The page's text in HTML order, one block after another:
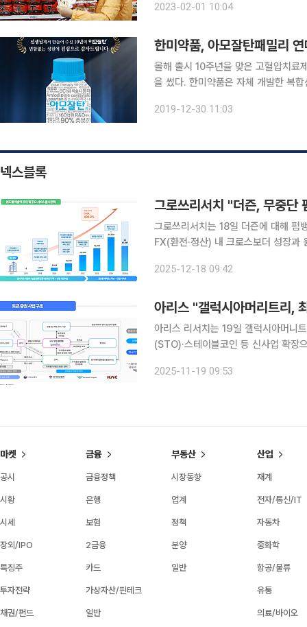
래소). 경기 침체가 지속되며 부동산·
2023-02-01 10:04
한미약품, 아모잘탄패밀리
올해 출시 10주년을 맞은 고혈압치료
을 썼다. 한미약품은 자체 개발한 복
한가지씩 성분을 더한 3제 복합신약 ‘
2019-12-30 11:03
넥스블록
그로쓰리서치 "더즌, 무중단
그로쓰리서치는 18일 더즌에 대해 펌
FX(환전·정산) 내 크로스보더 성장과
한 디지털 뱅킹(이체·수납) 및 FX 자
2025-12-18 09:42
아리스 리서치는 19일 갤럭시아머니
(STO)·스테이블코인 등 신사업 확장으
속회사인 갤럭시아메타버스가 블록
2025-11-19 09:53
마켓
공시
시황
시세
장외/IPO
특징주
투자전략
채권/펀드
금융
금융정책
은행
보험
2금융
카드
가상자산/핀테크
일반
부동산
시장동향
업계
정책
분양
일반
산업
재계
전자/통신/IT
자동차
중화학
항공/물류
유통
의료/바이오